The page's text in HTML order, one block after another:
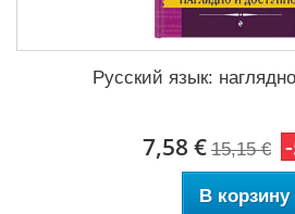
Русский язык:
7,58 € 15,15 €
В корзину